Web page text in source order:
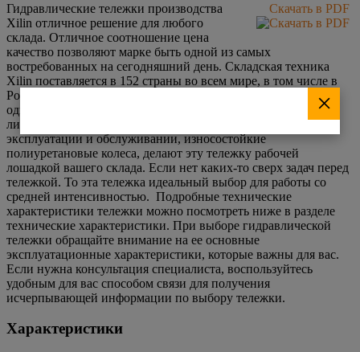
Скачать в PDF
Гидравлические тележки производства
Xilin отличное решение для любого
склада. Отличное соотношение цена
качество позволяют марке быть одной из самых
востребованных на сегодняшний день. Складская техника
Xilin поставляется в 152 страны во всем мире, в том числе в
Россию и ЕС.Гидравлическая тележка модели DFIII — это
одна из самых простых и экономичная тележка в модельной
линейке марки Xilin. Разборный сварной гидроузел, прост в
эксплуатации и обслуживании, износостойкие
полиуретановые колеса, делают эту тележку рабочей
лошадкой вашего склада. Если нет каких-то сверх задач перед
тележкой. То эта тележка идеальный выбор для работы со
средней интенсивностью. Подробные технические
характеристики тележки можно посмотреть ниже в разделе
технические характеристики. При выборе гидравлической
тележки обращайте внимание на ее основные
эксплуатационные характеристики, которые важны для вас.
Если нужна консультация специалиста, воспользуйтесь
удобным для вас способом связи для получения
исчерпывающей информации по выбору тележки.
Характеристики
×